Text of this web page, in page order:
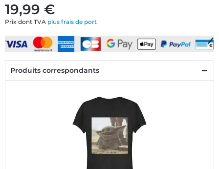
19,99 €
Prix dont TVA plus frais de port
Produits correspondants